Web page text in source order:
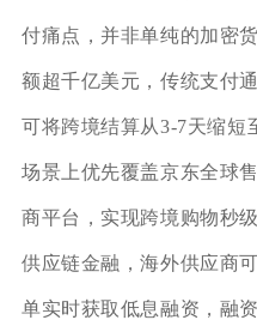
付痛点，并非单纯的加密
额超千亿美元，传统支付
可将跨境结算从3-7天缩短
场景上优先覆盖京东全球
商平台，实现跨境购物秒
供应链金融，海外供应商
单实时获取低息融资，融